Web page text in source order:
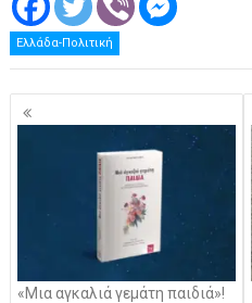
Ελλάδα-Πολιτική
Πλοήγηση
άρθρων
«Μια αγκαλιά γεμάτη παιδιά»!